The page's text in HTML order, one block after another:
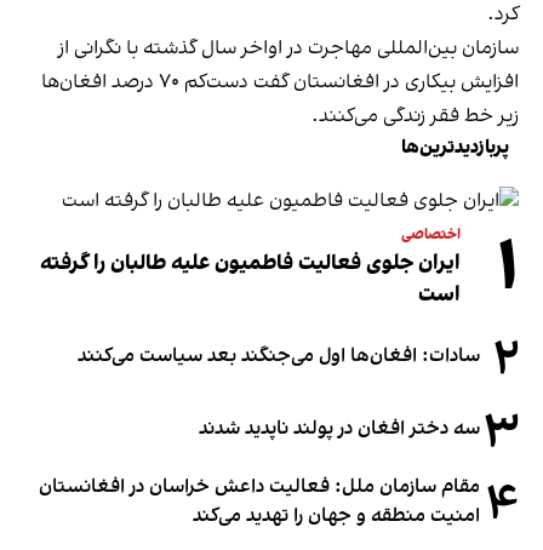
کرد.
سازمان بین‌المللی مهاجرت در اواخر سال گذشته با نگرانی از
افزایش بیکاری در افغانستان گفت دست‌کم ۷۰ درصد افغان‌ها
زیر خط فقر زندگی می‌کنند.
پربازدیدترین‌ها
۱ اختصاصی
ایران جلوی فعالیت فاطمیون علیه طالبان را گرفته
است
۲ سادات: افغان‌ها اول می‌جنگند بعد سیاست می‌کنند
۳سه دختر افغان در پولند ناپدید شدند
۴ مقام سازمان ملل: فعالیت داعش خراسان در افغانستان
امنیت منطقه و جهان را تهدید می‌کند